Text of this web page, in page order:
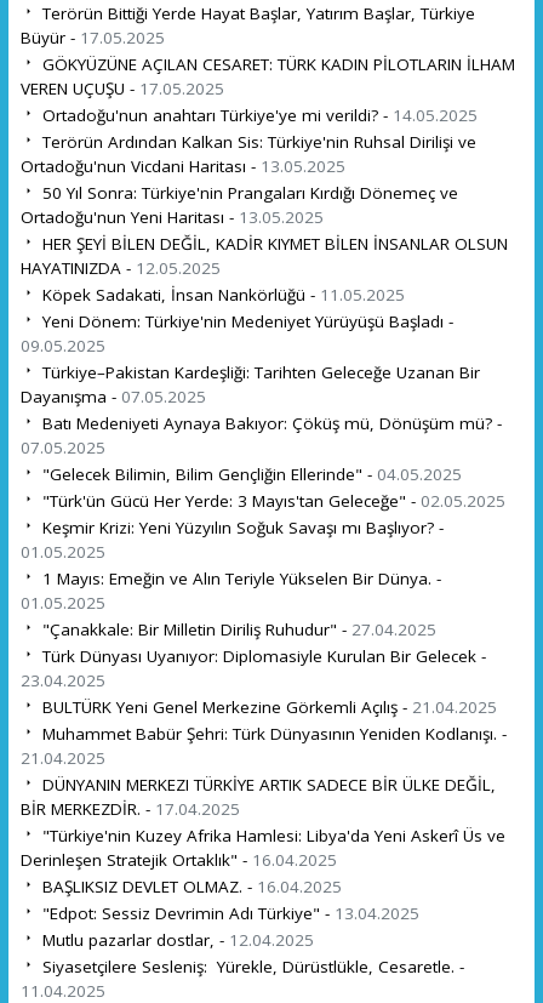
Terörün Bittiği Yerde Hayat Başlar, Yatırım Başlar, Türkiye
Büyür - 17.05.2025
GÖKYÜZÜNE AÇILAN CESARET: TÜRK KADIN PİLOTLARIN İLHAM
VEREN UÇUŞU - 17.05.2025
Ortadoğu'nun anahtarı Türkiye'ye mi verildi? - 14.05.2025
Terörün Ardından Kalkan Sis: Türkiye'nin Ruhsal Dirilişi ve
Ortadoğu'nun Vicdani Haritası - 13.05.2025
50 Yıl Sonra: Türkiye'nin Prangaları Kırdığı Dönemeç ve
Ortadoğu'nun Yeni Haritası - 13.05.2025
HER ŞEYİ BİLEN DEĞİL, KADİR KIYMET BİLEN İNSANLAR OLSUN
HAYATINIZDA - 12.05.2025
Köpek Sadakati, İnsan Nankörlüğü - 11.05.2025
Yeni Dönem: Türkiye'nin Medeniyet Yürüyüşü Başladı -
09.05.2025
Türkiye–Pakistan Kardeşliği: Tarihten Geleceğe Uzanan Bir
Dayanışma - 07.05.2025
Batı Medeniyeti Aynaya Bakıyor: Çöküş mü, Dönüşüm mü? -
07.05.2025
"Gelecek Bilimin, Bilim Gençliğin Ellerinde" - 04.05.2025
"Türk'ün Gücü Her Yerde: 3 Mayıs'tan Geleceğe" - 02.05.2025
Keşmir Krizi: Yeni Yüzyılın Soğuk Savaşı mı Başlıyor? -
01.05.2025
1 Mayıs: Emeğin ve Alın Teriyle Yükselen Bir Dünya. -
01.05.2025
"Çanakkale: Bir Milletin Diriliş Ruhudur" - 27.04.2025
Türk Dünyası Uyanıyor: Diplomasiyle Kurulan Bir Gelecek -
23.04.2025
BULTÜRK Yeni Genel Merkezine Görkemli Açılış - 21.04.2025
Muhammet Babür Şehri: Türk Dünyasının Yeniden Kodlanışı. -
21.04.2025
DÜNYANIN MERKEZI TÜRKİYE ARTIK SADECE BİR ÜLKE DEĞİL,
BİR MERKEZDİR. - 17.04.2025
"Türkiye'nin Kuzey Afrika Hamlesi: Libya'da Yeni Askerî Üs ve
Derinleşen Stratejik Ortaklık" - 16.04.2025
BAŞLIKSIZ DEVLET OLMAZ. - 16.04.2025
"Edpot: Sessiz Devrimin Adı Türkiye" - 13.04.2025
Mutlu pazarlar dostlar, - 12.04.2025
Siyasetçilere Sesleniş: Yürekle, Dürüstlükle, Cesaretle. -
11.04.2025